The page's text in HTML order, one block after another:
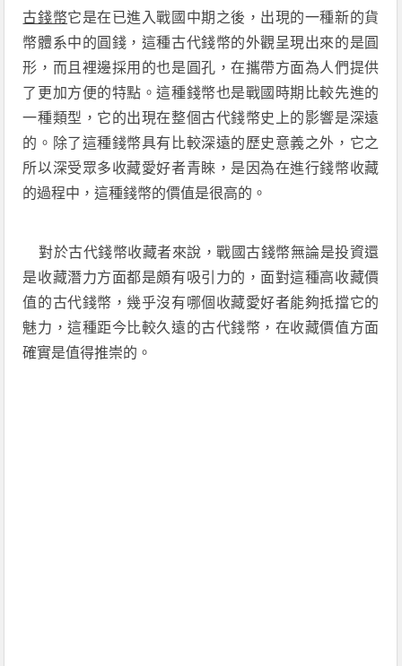
古錢幣它是在已進入戰國中期之後，出現的一種新的貨
幣體系中的圓錢，這種古代錢幣的外觀呈現出來的是圓
形，而且裡邊採用的也是圓孔，在攜帶方面為人們提供
了更加方便的特點。這種錢幣也是戰國時期比較先進的
一種類型，它的出現在整個古代錢幣史上的影響是深遠
的。除了這種錢幣具有比較深遠的歷史意義之外，它之
所以深受眾多收藏愛好者青睞，是因為在進行錢幣收藏
的過程中，這種錢幣的價值是很高的。
對於古代錢幣收藏者來說，戰國古錢幣無論是投資還
是收藏潛力方面都是頗有吸引力的，面對這種高收藏價
值的古代錢幣，幾乎沒有哪個收藏愛好者能夠抵擋它的
魅力，這種距今比較久遠的古代錢幣，在收藏價值方面
確實是值得推崇的。